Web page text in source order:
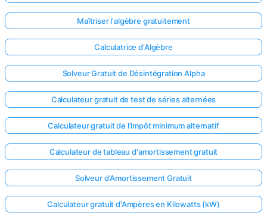
Maîtriser l'algèbre gratuitement
Calculatrice d'Algèbre
Solveur Gratuit de Désintégration Alpha
Calculateur gratuit de test de séries alternées
Calculateur gratuit de l'impôt minimum alternatif
Calculateur de tableau d'amortissement gratuit
Solveur d'Amortissement Gratuit
Calculateur gratuit d'Ampères en Kilowatts (kW)